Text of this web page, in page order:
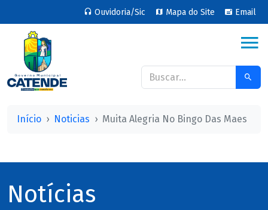
Ouvidoria/Sic Mapa do Site Email
Início Noticias Muita Alegria No Bingo Das Maes
Notícias